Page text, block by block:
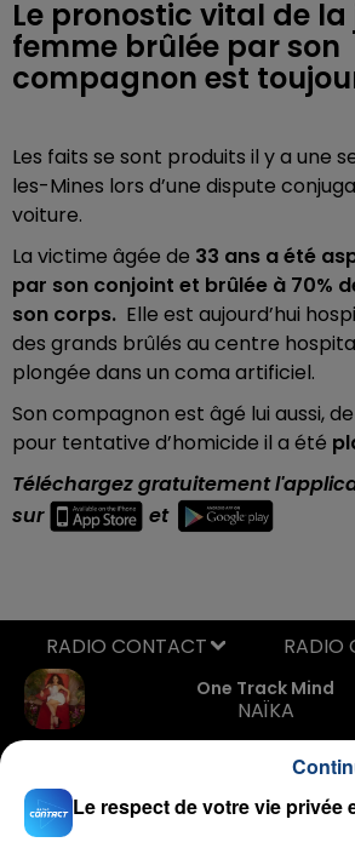
Le pronostic vital de la
femme brûlée par son
compagnon est
Les faits se sont produits il y a une
les-Mines lors d’une dispute
voiture.
La victime âgée de 33 ans a été
par son conjoint et brûlée à 70%
son corps. Elle est aujourd’hui
des grands brûlés au centre
plongée dans un coma artificiel.
Son compagnon est âgé lui aussi,
pour tentative d’homicide il a été
Téléchargez gratuitement
sur
et
One Track Mind
NAÏKA
RADIO
Le respect de votre vie privée